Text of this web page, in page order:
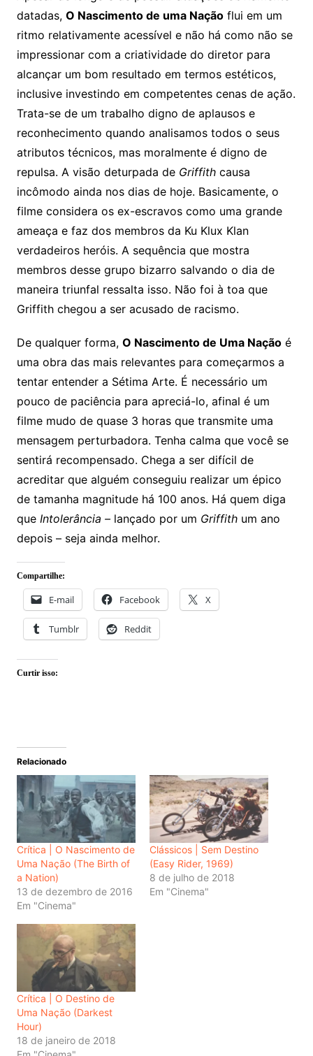
datadas, O Nascimento de uma Naçãoflui em um
ritmo relativamente acessível e não há como não se
impressionar com a criatividade do diretor para
alcançar um bom resultado em termos estéticos,
inclusive investindo em competentes cenas de ação.
Trata-se de um trabalho digno de aplausos e
reconhecimento quando analisamos todos o seus
atributos técnicos, mas moralmente é digno de
repulsa. A visão deturpada de Griffith causa
incômodo ainda nos dias de hoje. Basicamente, o
filme considera os ex-escravos como uma grande
ameaça e faz dos membros da Ku Klux Klan
verdadeiros heróis. A sequência que mostra
membros desse grupo bizarro salvando o dia de
maneira triunfal ressalta isso. Não foi à toa que
Griffith chegou a ser acusado de racismo.
De qualquer forma, O Nascimento de Uma Naçãoé
uma obra das mais relevantes para começarmos a
tentar entender a Sétima Arte. É necessário um
pouco de paciência para apreciá-lo, afinal é um
filme mudo de quase 3 horas que transmite uma
mensagem perturbadora. Tenha calma que você se
sentirá recompensado. Chega a ser difícil de
acreditar que alguém conseguiu realizar um épico
de tamanha magnitude há 100 anos. Há quem diga
que Intolerância – lançado por um Griffithum ano
depois – seja ainda melhor.
Compartilhe:
E-mail Facebook X
Tumblr Reddit
Curtir isso:
Relacionado
Crítica | O Nascimento de
Uma Nação (The Birth of
a Nation)
13 de dezembro de 2016
Em "Cinema"
Clássicos | Sem Destino
(Easy Rider, 1969)
8 de julho de 2018
Em "Cinema"
Crítica | O Destino de
Uma Nação (Darkest
Hour)
18 de janeiro de 2018